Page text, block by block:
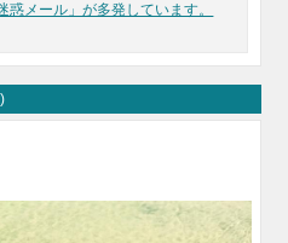
メール」が多発しています。